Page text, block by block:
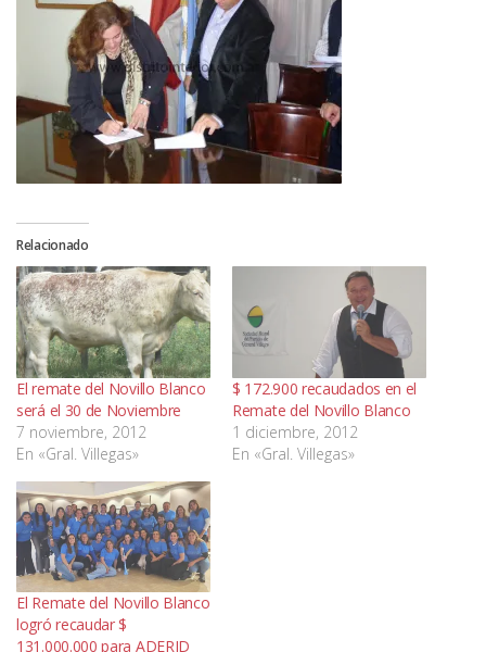
Relacionado
El remate del Novillo Blanco
será el 30 de Noviembre
7 noviembre, 2012
En «Gral. Villegas»
$ 172.900 recaudados en el
Remate del Novillo Blanco
1 diciembre, 2012
En «Gral. Villegas»
El Remate del Novillo Blanco
logró recaudar $
131.000.000 para ADERID